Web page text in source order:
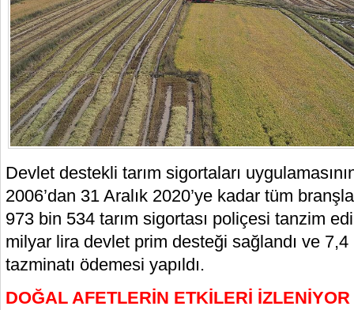
Devlet destekli tarım sigortaları
2006’dan 31 Aralık 2020’ye kadar tüm
973 bin 534 tarım sigortası poliçesi tanzim
milyar lira devlet prim desteği sağlandı ve
tazminatı ödemesi yapıldı.
DOĞAL AFETLERİN ETKİLERİ İZLENİYOR